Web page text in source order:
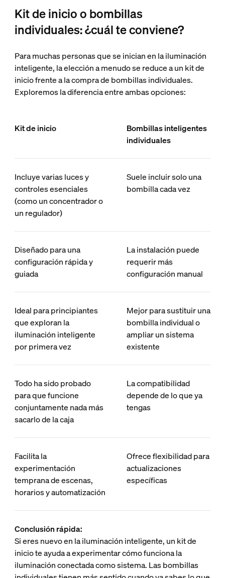
Kit de inicio o bombillas
individuales: ¿cuál te conviene?
Para muchas personas que se inician en la iluminación
inteligente, la elección a menudo se reduce a un kit de
inicio frente a la compra de bombillas individuales.
Exploremos la diferencia entre ambas opciones:
Kit de inicio
Bombillas inteligentes
individuales
Incluye varias luces y
controles esenciales
(como un concentrador o
un regulador)
Suele incluir solo una
bombilla cada vez
Diseñado para una
configuración rápida y
guiada
La instalación puede
requerir más
configuración manual
Ideal para principiantes
que exploran la
iluminación inteligente
por primera vez
Mejor para sustituir una
bombilla individual o
ampliar un sistema
existente
Todo ha sido probado
para que funcione
conjuntamente nada más
sacarlo de la caja
La compatibilidad
depende de lo que ya
tengas
Facilita la
experimentación
temprana de escenas,
horarios y automatización
Ofrece flexibilidad para
actualizaciones
específicas
Conclusión rápida:
Si eres nuevo en la iluminación inteligente, un kit de
inicio te ayuda a experimentar cómo funciona la
iluminación conectada como sistema. Las bombillas